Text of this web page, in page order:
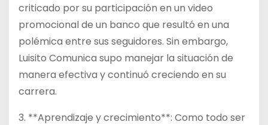
criticado por su participación en un video
promocional de un banco que resultó en una
polémica entre sus seguidores. Sin embargo,
Luisito Comunica supo manejar la situación de
manera efectiva y continuó creciendo en su
carrera.
3. **Aprendizaje y crecimiento**: Como todo ser